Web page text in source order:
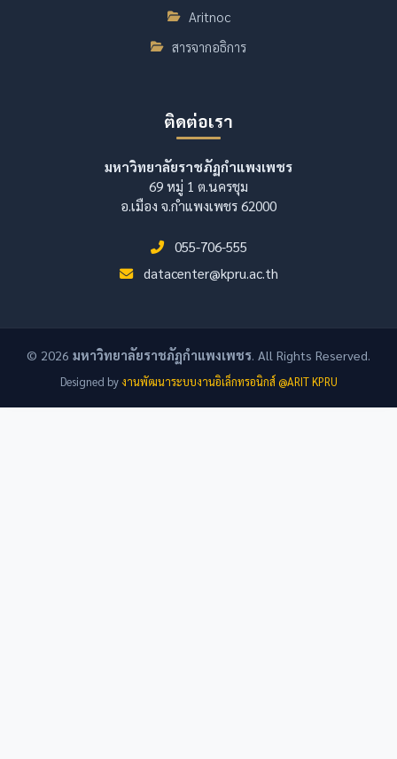
Aritnoc
สารจากอธิการ
ติดต่อเรา
มหาวิทยาลัยราชภัฏกำแพงเพชร
69 หมู่ 1 ต.นครชุม
อ.เมือง จ.กำแพงเพชร 62000
055-706-555
datacenter@kpru.ac.th
© 2026 มหาวิทยาลัยราชภัฏกำแพงเพชร. All Rights Reserved.
Designed byงานพัฒนาระบบงานอิเล็กทรอนิกส์ @ARIT KPRU